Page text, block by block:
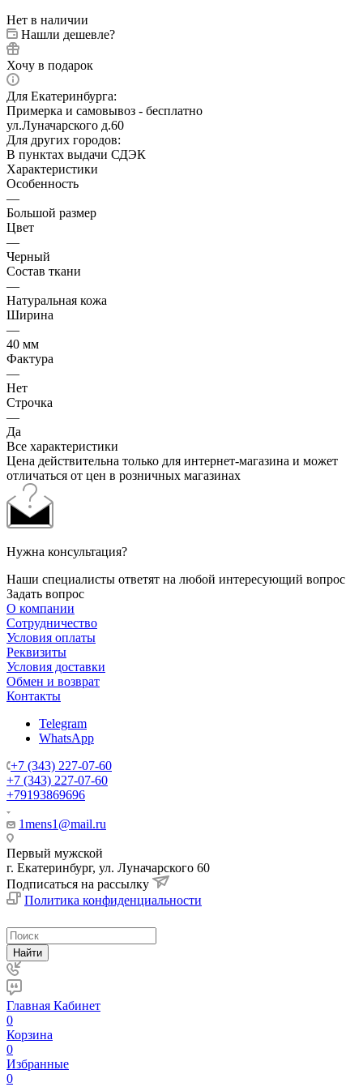
Нет в наличии
Нашли дешевле?
Хочу в подарок
Для Екатеринбурга:
Примерка и самовывоз - бесплатно
ул.Луначарского д.60
Для других городов:
В пунктах выдачи СДЭК
Характеристики
Особенность
—
Большой размер
Цвет
—
Черный
Состав ткани
—
Натуральная кожа
Ширина
—
40 мм
Фактура
—
Нет
Строчка
—
Да
Все характеристики
Цена действительна только для интернет-магазина и может
отличаться от цен в розничных магазинах
Нужна консультация?
Наши специалисты ответят на любой интересующий вопрос
Задать вопрос
О компании
Сотрудничество
Условия оплаты
Реквизиты
Условия доставки
Обмен и возврат
Контакты
Telegram
WhatsApp
+7 (343) 227-07-60
+7 (343) 227-07-60
+79193869696
1mens1@mail.ru
Первый мужской
г. Екатеринбург, ул. Луначарского 60
Подписаться на рассылку
Политика конфиденциальности
Найти
Главная Кабинет
0
Корзина
0
Избранные
0